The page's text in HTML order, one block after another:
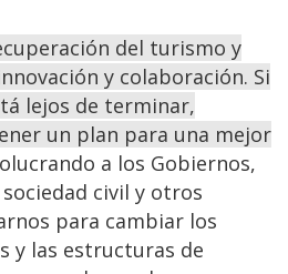
del turismo y
y colaboración. Si
lejos de terminar,
un plan para una mejor
a los Gobiernos,
civil y otros
para cambiar los
y las estructuras de